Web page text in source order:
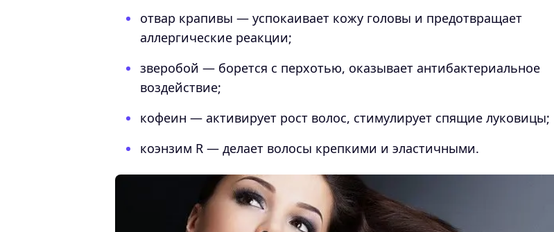
отвар крапивы — успокаивает кожу головы и предотвращает
аллергические реакции;
зверобой — борется с перхотью, оказывает антибактериальное
воздействие;
кофеин — активирует рост волос, стимулирует спящие луковицы;
коэнзим R — делает волосы крепкими и эластичными.